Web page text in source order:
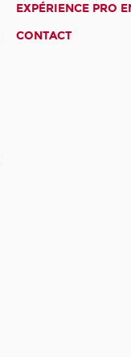
EXPÉRIENCE PRO
CONTACT